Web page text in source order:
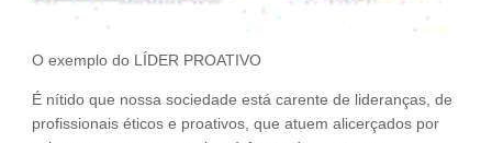
O exemplo do LÍDER PROATIVO
É nítido que nossa sociedade está carente de lideranças, de
profissionais éticos e proativos, que atuem alicerçados por